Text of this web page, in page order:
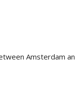
Amsterdam